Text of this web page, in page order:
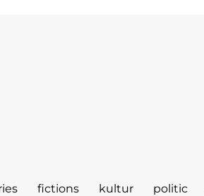
fictions kultur politic